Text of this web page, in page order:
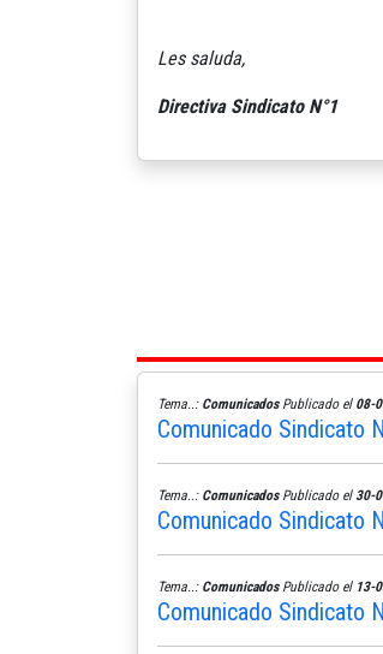
Les saluda,
Directiva Sindicato N°1
Tema..: ComunicadosPublicado el 08-
Comunicado Sindicato
Tema..: ComunicadosPublicado el 30-
Comunicado Sindicato
Tema..: ComunicadosPublicado el 13-
Comunicado Sindicato